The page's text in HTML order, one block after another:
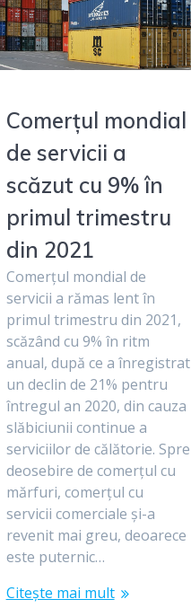
Comerțul mondial
de servicii a
scăzut cu 9% în
primul trimestru
din 2021
Comerțul mondial de
servicii a rămas lent în
primul trimestru din 2021,
scăzând cu 9% în ritm
anual, după ce a înregistrat
un declin de 21% pentru
întregul an 2020, din cauza
slăbiciunii continue a
serviciilor de călătorie. Spre
deosebire de comerțul cu
mărfuri, comerțul cu
servicii comerciale și-a
revenit mai greu, deoarece
este puternic…
Citește mai mult